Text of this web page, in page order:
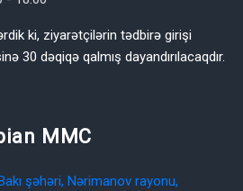
ki, ziyarətçilərin tədbirə girişi
30 dəqiqə qalmış dayandırılacaqdır.
MMC
şəhəri, Nərimanov rayonu,